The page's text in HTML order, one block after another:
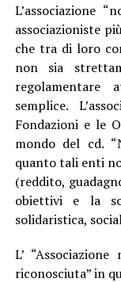
L’associazione
associazioniste
che tra di loro
non sia
semplice.
Fondazioni e le
mondo del cd.
quanto tali enti
(reddito,
obiettivi e la
solidaristica,
L’
riconosciuta” in